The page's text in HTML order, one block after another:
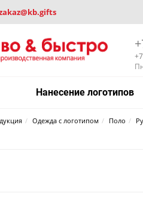
Нанесение логотипов
Одежда с логотипом Поло